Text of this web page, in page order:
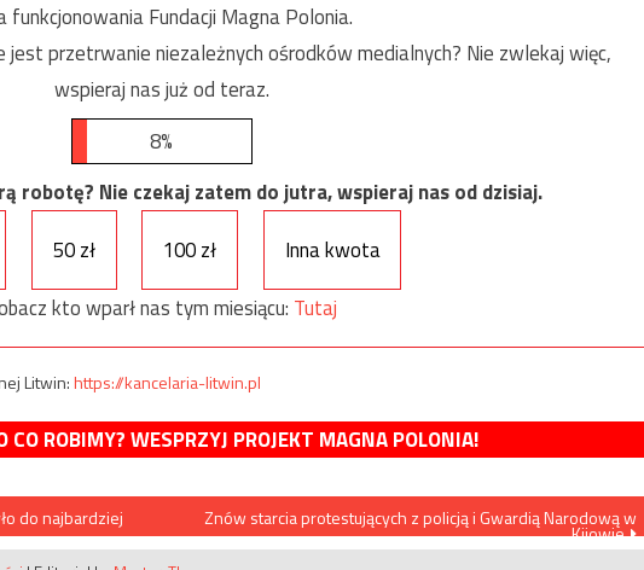
Fundacji Magna Polonia.
przetrwanie niezależnych ośrodków medialnych? Nie zwlekaj więc,
wspieraj nas już od teraz.
8%
robotę? Nie czekaj zatem do jutra, wspieraj nas od dzisiaj.
50 zł 100 zł
Inna kwota
kto wparł nas tym miesiącu: Tutaj
Litwin:https://kancelaria-litwin.pl
CO ROBIMY? WESPRZYJ PROJEKT MAGNA POLONIA!
do najbardziej Znów starcia protestujących z policją i Gwardią Narodową w
Kijowie